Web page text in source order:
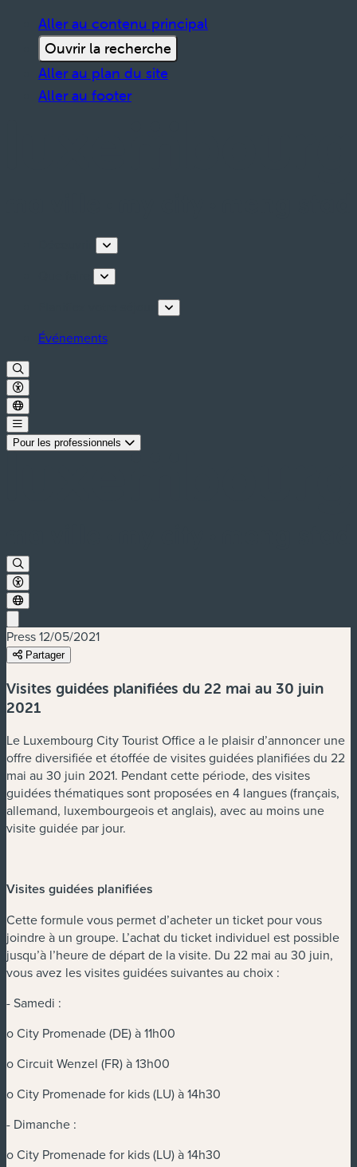
Aller au contenu principal
Ouvrir la recherche
Aller au plan du site
Aller au footer
Événements
Pour les professionnels
Press12/05/2021
Partager
Visites guidées planifiées du 22 mai au 30 juin
2021
Le Luxembourg City Tourist Office a le plaisir d’annoncer une
offre diversifiée et étoffée de visites guidées planifiées du 22
mai au 30 juin 2021. Pendant cette période, des visites
guidées thématiques sont proposées en 4 langues (français,
allemand, luxembourgeois et anglais), avec au moins une
visite guidée par jour.
Visites guidées planifiées
Cette formule vous permet d’acheter un ticket pour vous
joindre à un groupe. L’achat du ticket individuel est possible
jusqu’à l’heure de départ de la visite. Du 22 mai au 30 juin,
vous avez les visites guidées suivantes au choix :
- Samedi :
o City Promenade (DE) à 11h00
o Circuit Wenzel (FR) à 13h00
o City Promenade for kids (LU) à 14h30
- Dimanche :
o City Promenade for kids (LU) à 14h30